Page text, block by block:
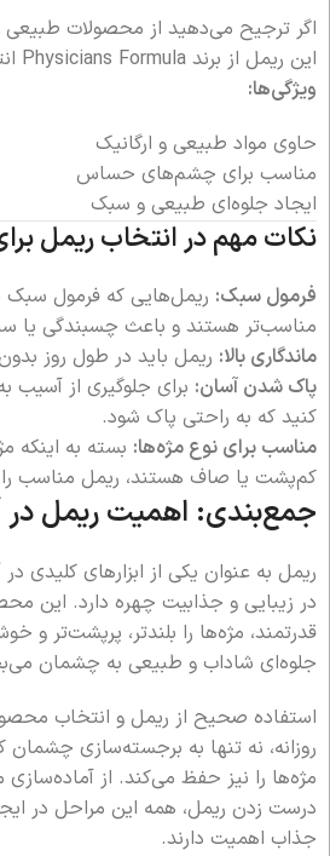
اگر ترجیح می‌دهید از محصولات طبیعی
این ریمل از برند Physicians Formula انتخابی عالی است.
ویژگی‌ها:
حاوی مواد طبیعی و ارگانیک
مناسب برای چشم‌های حساس
ایجاد جلوه‌ای طبیعی و سبک
نکات مهم در انتخاب ریمل
فرمول سبک: ریمل‌هایی که فرمول سبک
مناسب‌تر هستند و باعث چسبندگی یا
ماندگاری بالا: ریمل باید در طول روز
پاک شدن آسان: برای جلوگیری از آسیب
کنید که به راحتی پاک شود.
مناسب برای نوع مژه‌ها: بسته به اینکه
کم‌پشت یا صاف هستند، ریمل مناسب را
جمع‌بندی: اهمیت ریمل در
ریمل به عنوان یکی از ابزارهای کلیدی
در زیبایی و جذابیت چهره دارد. این
قدرتمند، مژه‌ها را بلندتر، پرپشت‌تر
جلوه‌ای شاداب و طبیعی به چشمان
استفاده صحیح از ریمل و انتخاب
روزانه، نه تنها به برجسته‌سازی
مژه‌ها را نیز حفظ می‌کند. از آماده‌سازی
درست زدن ریمل، همه این مراحل در
جذاب اهمیت دارند.